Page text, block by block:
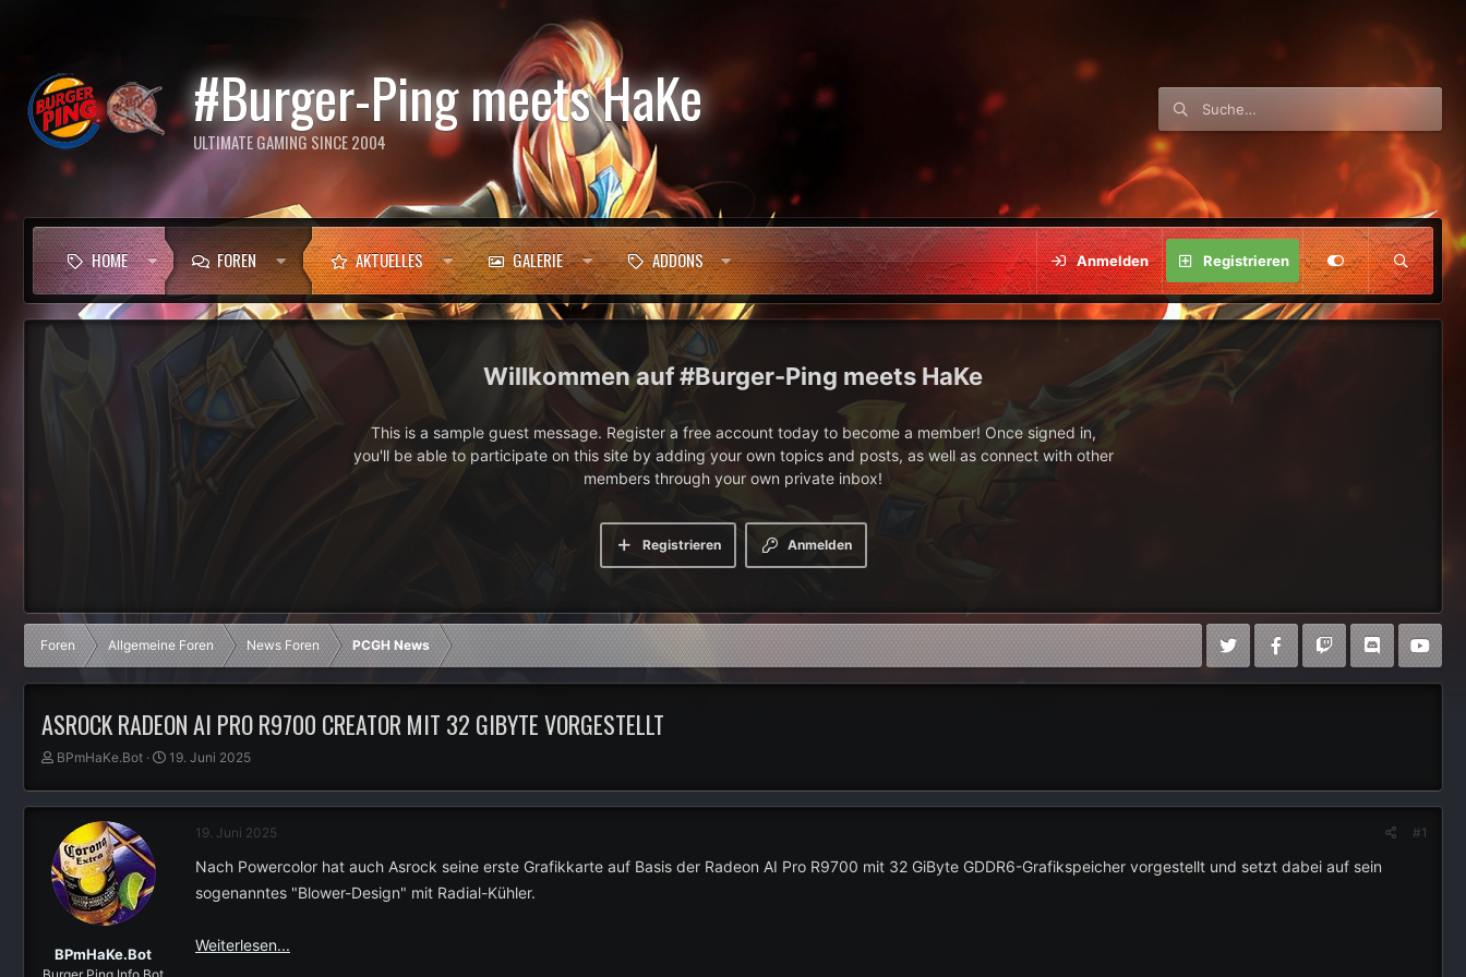
#Burger-Ping meets HaKe
ULTIMATE GAMING SINCE 2004
HOME FOREN AKTUELLES GALERIE ADDONS Anmelden Registrieren
#Burger-Ping meets HaKe
This is a sample guest message. Register a free account today to become a member! Once signed in,
you'll be able to participate on this site by adding your own topics and posts, as well as connect with other
members through your own private inbox!
Anmelden
Registrieren
Foren Allgemeine Foren News Foren PCGH News
ASROCK RADEON AI PRO R9700 CREATOR MIT 32 GIBYTE VORGESTELLT
E
s
l
l
e
BPmHaKe.Bot
E
s
19. Juni 2025
BPmHaKe.Bot
Burger Ping Info Bot
19. Juni 2025 #1
Nach Powercolor hat auch Asrock seine erste Grafikkarte auf Basis der Radeon AI Pro R9700 mit 32 GiByte GDDR6-Grafikspeicher vorgestellt und setzt dabei auf sein
sogenanntes "Blower-Design" mit Radial-Kühler.
Weiterlesen...